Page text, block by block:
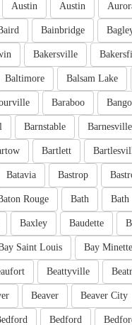
Austin
Austin
Bainbridge
Bakersville
Balsam Lake
Baltimore
Baraboo
Barnesville
Barnstable
Bartlett
Bastrop
Batavia
Bath
Bath
Rouge
Baudette
Baxley
Bay Minette
Saint Louis
Beattyville
Beaver City
Beaver
Bedford